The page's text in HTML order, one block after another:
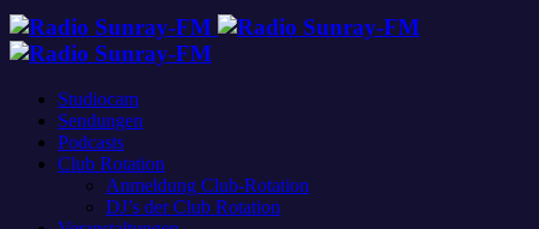
Studiocam
Sendungen
Podcasts
Club Rotation
Anmeldung Club-Rotation
DJ’s der Club Rotation